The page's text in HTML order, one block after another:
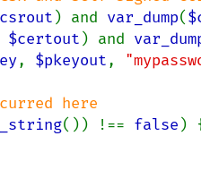
) and var_dump(
$certout ) and
, $pkeyout,
()) !== false )